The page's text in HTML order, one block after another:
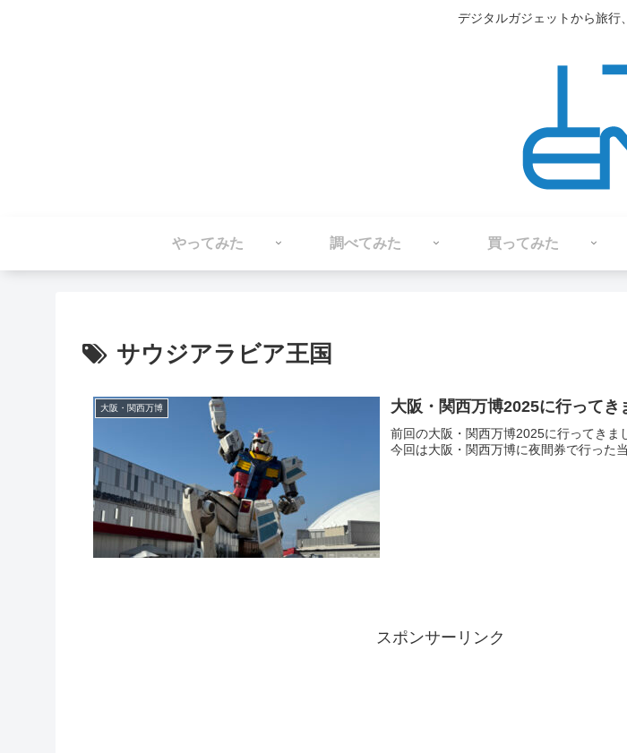
デジタルガジェットから旅行
やってみた 調べてみた 買ってみた
サウジアラビア王国
大阪・関西万博 大阪・関西万博2025に行ってき
前回の大阪・関西万博2025に行ってきま
今回は大阪・関西万博に夜間券で行った当
スポンサーリンク